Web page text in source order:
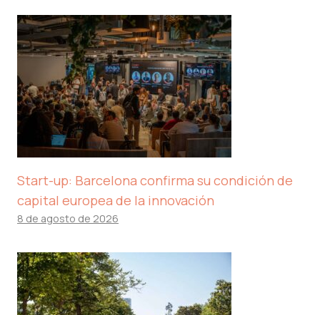
Start-up: Barcelona confirma su condición de
capital europea de la innovación
8 de agosto de 2026